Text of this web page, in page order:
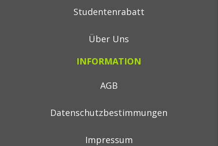
Studentenrabatt
Über Uns
INFORMATION
AGB
Datenschutzbestimmungen
Impressum